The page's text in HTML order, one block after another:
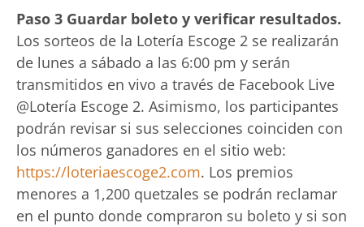
Paso 3 Guardar boleto y verificar resultados.
Los sorteos de la Lotería Escoge 2 se realizarán
de lunes a sábado a las 6:00 pm y serán
transmitidos en vivo a través de Facebook Live
@Lotería Escoge 2. Asimismo, los participantes
podrán revisar si sus selecciones coinciden con
los números ganadores en el sitio web:
https://loteriaescoge2.com. Los premios
menores a 1,200 quetzales se podrán reclamar
en el punto donde compraron su boleto y si son